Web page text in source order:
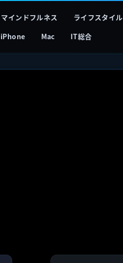
マインドフルネス ライフスタイル
iPhone Mac IT総合